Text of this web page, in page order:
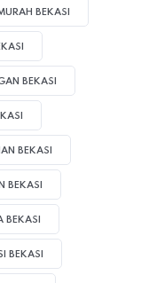
BEKASI
BEKASI
BEKASI
BEKASI
BEKASI